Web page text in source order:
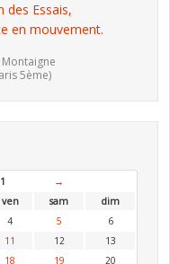
des Essais,
en mouvement.
5ème)
→
ven sam
dim
4 5
6
11 12
13
18 19
20